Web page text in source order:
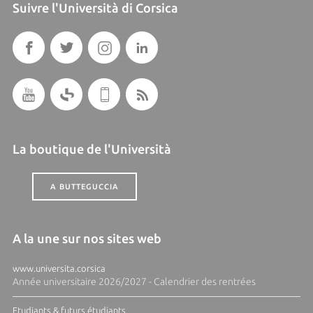
Suivre l'Università di Corsica
La boutique de l'Università
A BUTTEGUCCIA
A la une sur nos sites web
www.universita.corsica
Année universitaire 2026/2027 - Calendrier des rentrées
Etudiants & futurs étudiants